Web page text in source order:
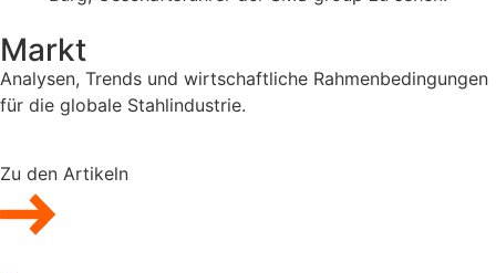
Markt
Analysen, Trends und wirtschaftliche Rahmenbedingungen
für die globale Stahlindustrie.
Zu den Artikeln